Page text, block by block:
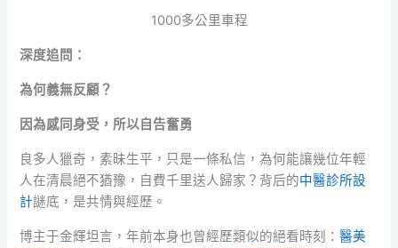
1000多公里車程
深度追問：
為何義無反顧？
因為感同身受，所以自告奮勇
良多人獵奇，素昧生平，只是一條私信，為何能讓幾位年輕
人在清晨絕不猶豫，自費千里送人歸家？背后的中醫診所設
計謎底，是共情與經歷。
博主于金輝坦言，年前本身也曾經歷類似的絕看時刻：醫美